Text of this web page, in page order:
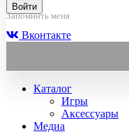
Войти
Запомнить меня
Вконтакте
Каталог
Игры
Аксессуары
Медиа